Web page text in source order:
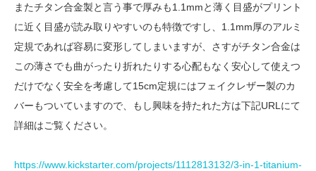
またチタン合金製と言う事で厚みも1.1mmと薄く目盛がプリント
に近く目盛が読み取りやすいのも特徴ですし、1.1mm厚のアルミ
定規であれば容易に変形してしまいますが、さすがチタン合金は
この薄さでも曲がったり折れたりする心配もなく安心して使えつ
だけでなく安全を考慮して15cm定規にはフェイクレザー製のカ
バーもついていますので、もし興味を持たれた方は下記URLにて
詳細はご覧ください。
https://www.kickstarter.com/projects/1112813132/3-in-1-titanium-